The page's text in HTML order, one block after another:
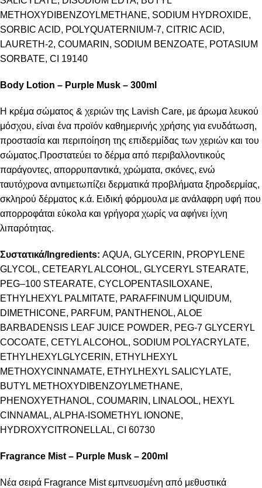
METHOXYDIBENZOYLMETHANE, SODIUM HYDROXIDE,
SORBIC ACID, POLYQUATERNIUM-7, CITRIC ACID,
LAURETH-2, COUMARIN, SODIUM BENZOATE, POTASIUM
SORBATE, CI 19140
Body Lotion – Purple Musk – 300ml
Η κρέμα σώματος & χεριών της Lavish Care, με άρωμα λευκού
μόσχου, είναι ένα προϊόν καθημερινής χρήσης για ενυδάτωση,
προστασία και περιποίηση της επιδερμίδας των χεριών και του
σώματος.Προστατεύει το δέρμα από περιβαλλοντικούς
παράγοντες, απορρυπαντικά, χρώματα, σκόνες, ενώ
ταυτόχρονα αντιμετωπίζει δερματικά προβλήματα ξηροδερμίας,
σκληρού δέρματος κ.ά. Ειδική φόρμουλα με ανάλαφρη υφή που
απορροφάται εύκολα και γρήγορα χωρίς να αφήνει ίχνη
λιπαρότητας.
Συστατικά/Ingredients: AQUA, GLYCERIN, PROPYLENE
GLYCOL, CETEARYL ALCOHOL, GLYCERYL STEARATE,
PEG–100 STEARATE, CYCLOPENTASILOXANE,
ETHYLHEXYL PALMITATE, PARAFFINUM LIQUIDUM,
DIMETHICONE, PARFUM, PANTHENOL, ALOE
BARBADENSIS LEAF JUICE POWDER, PEG-7 GLYCERYL
COCOATE, CETYL ALCOHOL, SODIUM POLYACRYLATE,
ETHYLHEXYLGLYCERIN, ETHYLHEXYL
METHOXYCINNAMATE, ETHYLHEXYL SALICYLATE,
BUTYL METHOXYDIBENZOYLMETHANE,
PHENOXYETHANOL, COUMARIN, LINALOOL, HEXYL
CINNAMAL, ALPHA-ISOMETHYL IONONE,
HYDROXYCITRONELLAL, CI 60730
Fragrance Mist – Purple Musk – 200ml
Νέα σειρά Fragrance Mist εμπνευσμένη από μεθυστικά